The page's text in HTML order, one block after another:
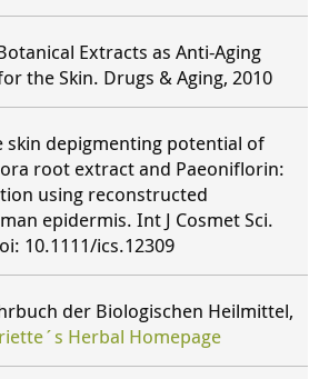
Extracts as Anti-Aging
the Skin. Drugs & Aging, 2010
skin depigmenting potential of
root extract and Paeoniflorin:
using reconstructed
epidermis. Int J Cosmet Sci.
10.1111/ics.12309
der Biologischen Heilmittel,
Herbal Homepage